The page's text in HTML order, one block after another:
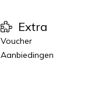
Extra
Voucher
Aanbiedingen